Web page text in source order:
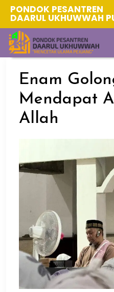
PONDOK PESANTREN
DAARUL UKHUWWAH
Enam
Mendapat
Allah